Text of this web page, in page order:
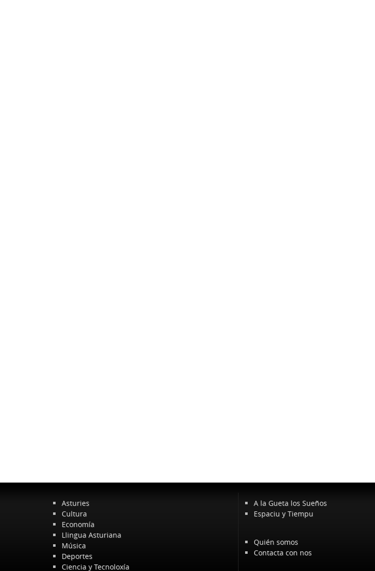
Asturies
Cultura
Economía
Llingua Asturiana
Música
Deportes
Ciencia y Tecnoloxía
A la Gueta los Sueños
Espaciu y Tiempu
Quién somos
Contacta con nos